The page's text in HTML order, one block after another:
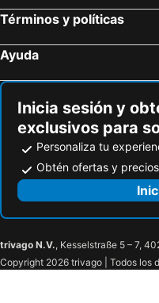
Términos y políticas
Ayuda
Inicia sesión y
exclusivos para
Personaliza tu
Obtén ofertas y
trivago N.V., Kesselstraße 5 – 7,
Copyright 2026 trivago | Todos los